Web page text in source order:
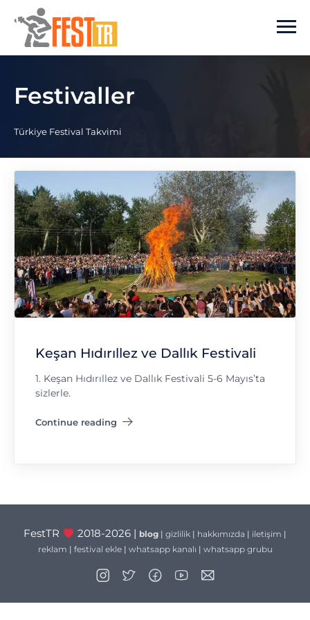
Ana içeriğe atla
Festivaller
Türkiye Festival Takvimi
Keşan Hıdırıllez ve Dallık Festivali
1. Keşan Hıdırıllez ve Dallık Festivali 5-6 Mayıs’ta
sizlerle.
Continue reading
"Keşan Hıdırıllez ve Dallık Festivali"
FestTR 2018-2026 | blog| gizlilik| hakkımızda | iletişim |
reklam | festival ekle| whatsapp kanalı | whatsapp grubu